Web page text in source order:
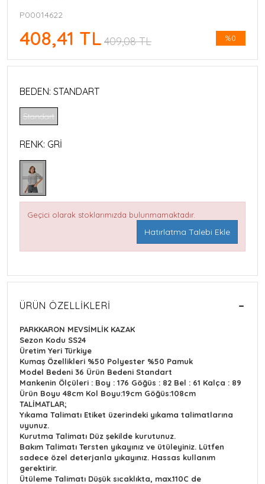
P00014622
%0
408,41 TL 409,08 TL
BEDEN: STANDART
Standart
RENK: GRİ
Geçici olarak stoklarımızda bulunmamaktadır.
Hatırlatma Talebi Ekle
ÜRÜN ÖZELLIKLERI
PARKKARON MEVSİMLİK KAZAK
Sezon Kodu SS24
Üretim Yeri Türkiye
Kumaş Özellikleri %50 Polyester %50 Pamuk
Model Bedeni 36 Ürün Bedeni Standart
Mankenin Ölçüleri : Boy : 176 Göğüs : 82 Bel : 61 Kalça : 89
Ürün Boyu 48cm Kol Boyu:19cm Göğüs:108cm
TALİMATLAR;
Yıkama Talimatı Etiket üzerindeki yıkama talimatlarına
uyunuz.
Kurutma Talimatı Düz şekilde kurutunuz.
Bakım Talimatı Tersten yıkayınız ve ütüleyiniz. Lütfen
sadece özel deterjanla yıkayınız. Hassas kullanım
gerektirir.
Ütüleme Talimatı Düşük sıcaklıkta, max.110C de